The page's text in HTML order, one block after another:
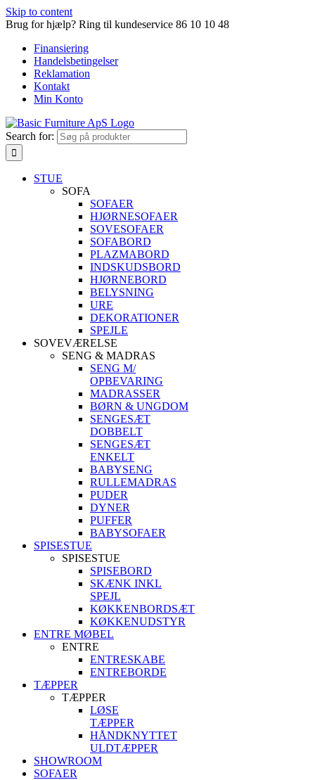
Skip to content
Brug for hjælp? Ring til kundeservice 86 10 10 48
Finansiering
Handelsbetingelser
Reklamation
Kontakt
Min Konto
Search for:
STUE
SOFA
SOFAER
HJØRNESOFAER
SOVESOFAER
SOFABORD
PLAZMABORD
INDSKUDSBORD
HJØRNEBORD
BELYSNING
URE
DEKORATIONER
SPEJLE
SOVEVÆRELSE
SENG & MADRAS
SENG M/
OPBEVARING
MADRASSER
BØRN & UNGDOM
SENGESÆT
DOBBELT
SENGESÆT
ENKELT
BABYSENG
RULLEMADRAS
PUDER
DYNER
PUFFER
BABYSOFAER
SPISESTUE
SPISESTUE
SPISEBORD
SKÆNK INKL
SPEJL
KØKKENBORDSÆT
KØKKENUDSTYR
ENTRE MØBEL
ENTRE
ENTRESKABE
ENTREBORDE
TÆPPER
TÆPPER
LØSE
TÆPPER
HÅNDKNYTTET
ULDTÆPPER
SHOWROOM
SOFAER